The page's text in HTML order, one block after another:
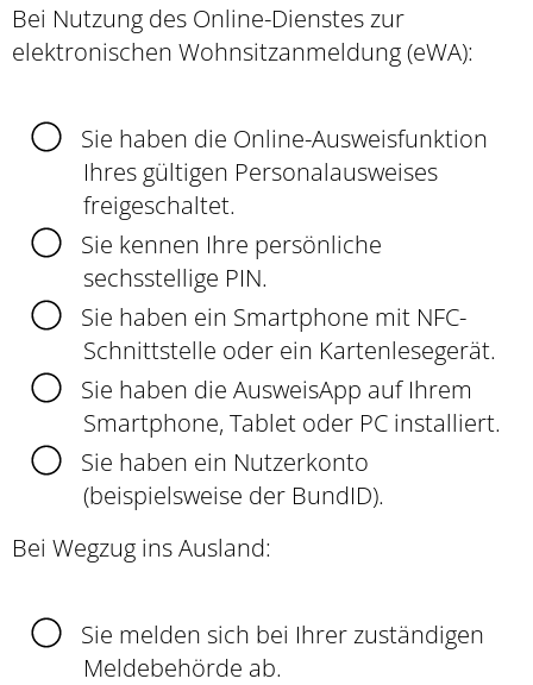
Bei Nutzung des Online-Dienstes zur
elektronischen Wohnsitzanmeldung (eWA):
Sie haben die Online-Ausweisfunktion
Ihres gültigen Personalausweises
freigeschaltet.
Sie kennen Ihre persönliche
sechsstellige PIN.
Sie haben ein Smartphone mit NFC-
Schnittstelle oder ein Kartenlesegerät.
Sie haben die AusweisApp auf Ihrem
Smartphone, Tablet oder PC installiert.
Sie haben ein Nutzerkonto
(beispielsweise der BundID).
Bei Wegzug ins Ausland:
Sie melden sich bei Ihrer zuständigen
Meldebehörde ab.